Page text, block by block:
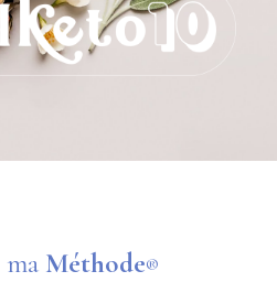
Méthode®